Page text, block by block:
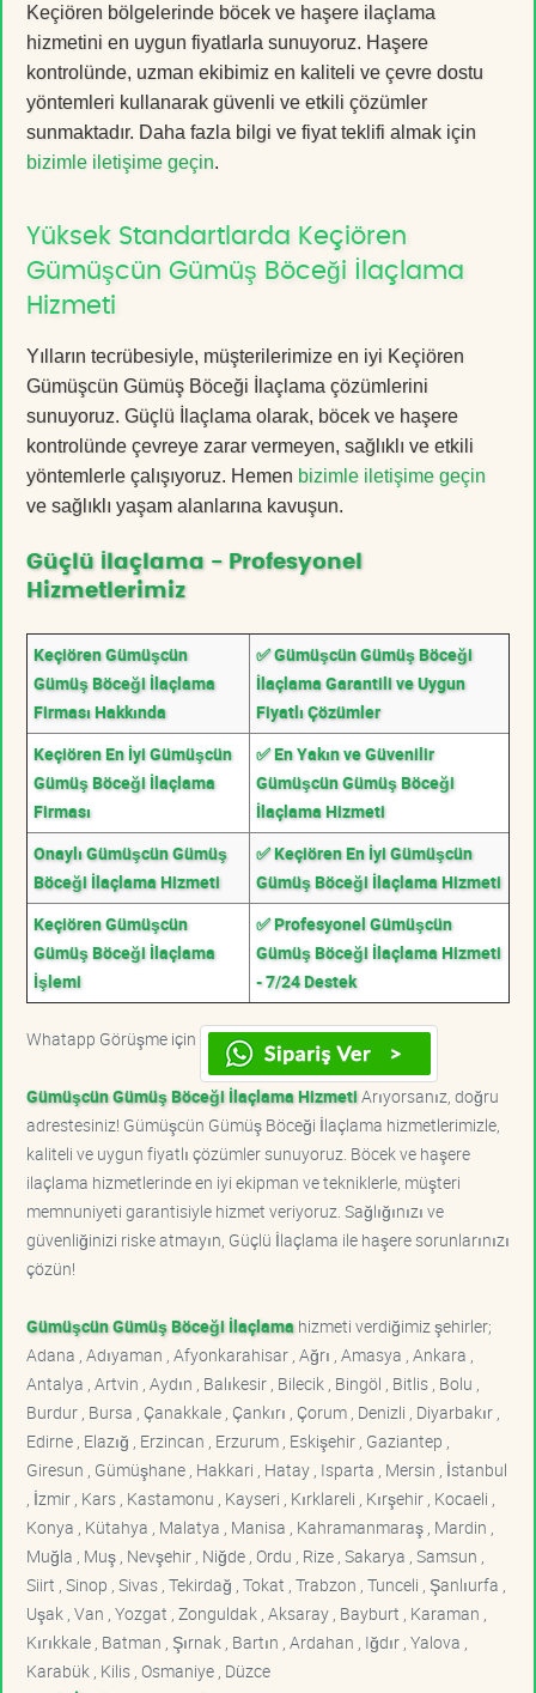
Keçiören bölgelerinde böcek ve haşere ilaçlama
hizmetini en uygun fiyatlarla sunuyoruz. Haşere
kontrolünde, uzman ekibimiz en kaliteli ve çevre dostu
yöntemleri kullanarak güvenli ve etkili çözümler
sunmaktadır. Daha fazla bilgi ve fiyat teklifi almak için
bizimle iletişime geçin.
Yüksek Standartlarda Keçiören
Gümüşcün Gümüş Böceği İlaçlama
Hizmeti
Yılların tecrübesiyle, müşterilerimize en iyi Keçiören
Gümüşcün Gümüş Böceği İlaçlama çözümlerini
sunuyoruz. Güçlü İlaçlama olarak, böcek ve haşere
kontrolünde çevreye zarar vermeyen, sağlıklı ve etkili
yöntemlerle çalışıyoruz. Hemen bizimle iletişime geçin
ve sağlıklı yaşam alanlarına kavuşun.
Güçlü İlaçlama - Profesyonel
Hizmetlerimiz
Keçiören Gümüşcün
Gümüş Böceği İlaçlama
Firması Hakkında
✅ Gümüşcün Gümüş Böceği
İlaçlama Garantili ve Uygun
Fiyatlı Çözümler
Keçiören En İyi Gümüşcün
Gümüş Böceği İlaçlama
Firması
✅ En Yakın ve Güvenilir
Gümüşcün Gümüş Böceği
İlaçlama Hizmeti
Onaylı Gümüşcün Gümüş
Böceği İlaçlama Hizmeti
✅ Keçiören En İyi Gümüşcün
Gümüş Böceği İlaçlama Hizmeti
Keçiören Gümüşcün
Gümüş Böceği İlaçlama
İşlemi
✅ Profesyonel Gümüşcün
Gümüş Böceği İlaçlama Hizmeti
- 7/24 Destek
Whatapp Görüşme için
Gümüşcün Gümüş Böceği İlaçlama HizmetiArıyorsanız, doğru
adrestesiniz! Gümüşcün Gümüş Böceği İlaçlama hizmetlerimizle,
kaliteli ve uygun fiyatlı çözümler sunuyoruz. Böcek ve haşere
ilaçlama hizmetlerinde en iyi ekipman ve tekniklerle, müşteri
memnuniyeti garantisiyle hizmet veriyoruz. Sağlığınızı ve
güvenliğinizi riske atmayın, Güçlü İlaçlama ile haşere sorunlarınızı
çözün!
Gümüşcün Gümüş Böceği İlaçlama hizmeti verdiğimiz şehirler;
Adana , Adıyaman , Afyonkarahisar , Ağrı , Amasya , Ankara ,
Antalya , Artvin , Aydın , Balıkesir , Bilecik , Bingöl , Bitlis , Bolu ,
Burdur , Bursa , Çanakkale , Çankırı , Çorum , Denizli , Diyarbakır ,
Edirne , Elazığ , Erzincan , Erzurum , Eskişehir , Gaziantep ,
Giresun , Gümüşhane , Hakkari , Hatay , Isparta , Mersin , İstanbul
, İzmir , Kars , Kastamonu , Kayseri , Kırklareli , Kırşehir , Kocaeli ,
Konya , Kütahya , Malatya , Manisa , Kahramanmaraş , Mardin ,
Muğla , Muş , Nevşehir , Niğde , Ordu , Rize , Sakarya , Samsun ,
Siirt , Sinop , Sivas , Tekirdağ , Tokat , Trabzon , Tunceli , Şanlıurfa ,
Uşak , Van , Yozgat , Zonguldak , Aksaray , Bayburt , Karaman ,
Kırıkkale , Batman , Şırnak , Bartın , Ardahan , Iğdır , Yalova ,
Karabük , Kilis , Osmaniye , Düzce